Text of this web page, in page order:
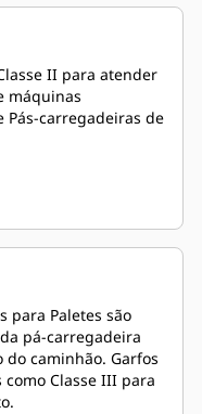
II para atender
máquinas
Pás-carregadeiras de
para Paletes são
pá-carregadeira
do caminhão. Garfos
como Classe III para